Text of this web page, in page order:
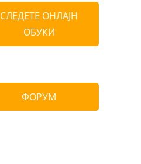
СЛЕДЕТЕ ОНЛАЈН
ОБУКИ
ФОРУМ